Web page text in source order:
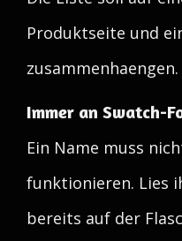
Produktseite und
zusammenhaengen.
Immer an Swatch-
Ein Name muss
funktionieren. Lies
bereits auf der